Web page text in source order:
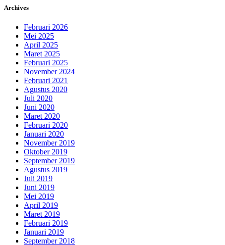
Archives
Februari 2026
Mei 2025
April 2025
Maret 2025
Februari 2025
November 2024
Februari 2021
Agustus 2020
Juli 2020
Juni 2020
Maret 2020
Februari 2020
Januari 2020
November 2019
Oktober 2019
September 2019
Agustus 2019
Juli 2019
Juni 2019
Mei 2019
April 2019
Maret 2019
Februari 2019
Januari 2019
September 2018